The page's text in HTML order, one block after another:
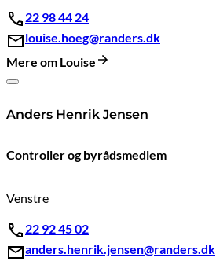
22 98 44 24
louise.hoeg@randers.dk
Mere om Louise
Anders Henrik Jensen
Controller og byrådsmedlem
Venstre
22 92 45 02
anders.henrik.jensen@randers.dk